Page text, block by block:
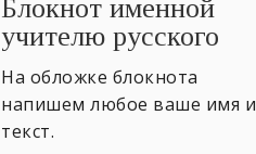
Блокнот именной
учителю русского
языка
На обложке блокнота
напишем любое ваше имя и
текст.